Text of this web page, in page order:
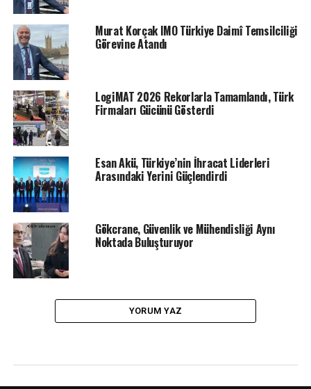
Murat Korçak IMO Türkiye Daimî Temsilciliği
Görevine Atandı
LogiMAT 2026 Rekorlarla Tamamlandı, Türk
Firmaları Gücünü Gösterdi
Esan Akü, Türkiye’nin İhracat Liderleri
Arasındaki Yerini Güçlendirdi
Gökcrane, Güvenlik ve Mühendisliği Aynı
Noktada Buluşturuyor
YORUM YAZ